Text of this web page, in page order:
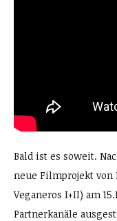
Bald ist es soweit.
neue Filmprojekt von
Veganeros I+II) am
Partnerkanäle